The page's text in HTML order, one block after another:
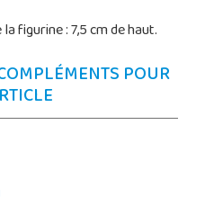
figurine : 7,5 cm de haut.
POUR